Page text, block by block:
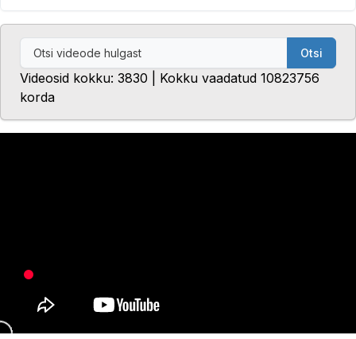
Otsi
Videosid kokku: 3830 | Kokku vaadatud 10823756
korda